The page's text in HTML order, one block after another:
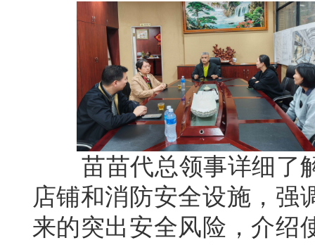
苗苗代总领事详细了解
店铺和消防安全设施，强
来的突出安全风险，介绍